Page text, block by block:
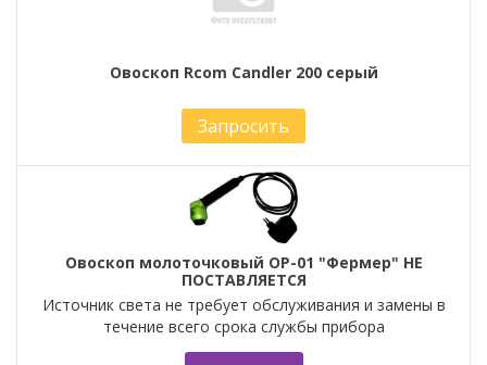
Овоскоп Rcom Candler 200 серый
Запросить
Овоскоп молоточковый ОР-01 "Фермер" НЕ
ПОСТАВЛЯЕТСЯ
Источник света не требует обслуживания и замены в
течение всего срока службы прибора